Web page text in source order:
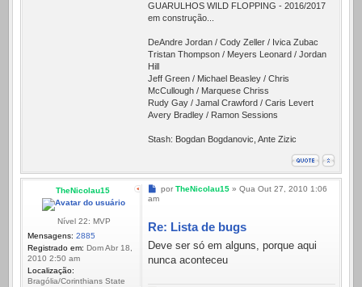
GUARULHOS WILD FLOPPING - 2016/2017
em construção...
DeAndre Jordan / Cody Zeller / Ivica Zubac
Tristan Thompson / Meyers Leonard / Jordan
Hill
Jeff Green / Michael Beasley / Chris
McCullough / Marquese Chriss
Rudy Gay / Jamal Crawford / Caris Levert
Avery Bradley / Ramon Sessions
Stash: Bogdan Bogdanovic, Ante Zizic
TheNicolau15
Nível 22: MVP
Mensagens: 2885
Registrado em: Dom Abr 18,
2010 2:50 am
Localização:
Bragólia/Corinthians State
Mensagem
por TheNicolau15» Qua Out 27, 2010 1:06
am
Re: Lista de bugs
Deve ser só em alguns, porque aqui
nunca aconteceu